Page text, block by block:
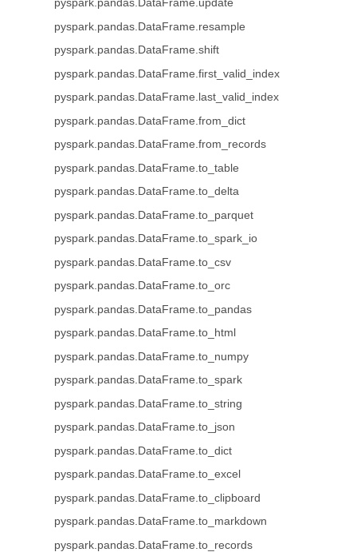
pyspark.pandas.DataFrame.update
pyspark.pandas.DataFrame.resample
pyspark.pandas.DataFrame.shift
pyspark.pandas.DataFrame.first_valid_index
pyspark.pandas.DataFrame.last_valid_index
pyspark.pandas.DataFrame.from_dict
pyspark.pandas.DataFrame.from_records
pyspark.pandas.DataFrame.to_table
pyspark.pandas.DataFrame.to_delta
pyspark.pandas.DataFrame.to_parquet
pyspark.pandas.DataFrame.to_spark_io
pyspark.pandas.DataFrame.to_csv
pyspark.pandas.DataFrame.to_orc
pyspark.pandas.DataFrame.to_pandas
pyspark.pandas.DataFrame.to_html
pyspark.pandas.DataFrame.to_numpy
pyspark.pandas.DataFrame.to_spark
pyspark.pandas.DataFrame.to_string
pyspark.pandas.DataFrame.to_json
pyspark.pandas.DataFrame.to_dict
pyspark.pandas.DataFrame.to_excel
pyspark.pandas.DataFrame.to_clipboard
pyspark.pandas.DataFrame.to_markdown
pyspark.pandas.DataFrame.to_records